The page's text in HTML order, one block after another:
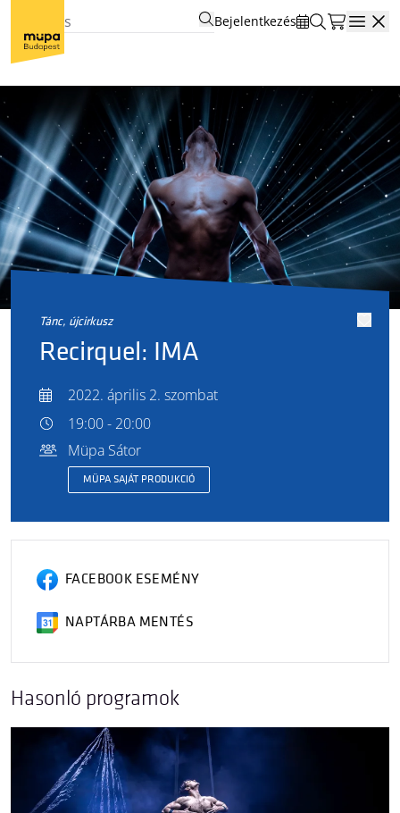
Bejelentkezés
tánc, újcirkusz
Recirquel: IMA
2022. április 2. szombat
19:00 - 20:00
Müpa Sátor
MÜPA SAJÁT PRODUKCIÓ
FACEBOOK ESEMÉNY
NAPTÁRBA MENTÉS
Hasonló programok